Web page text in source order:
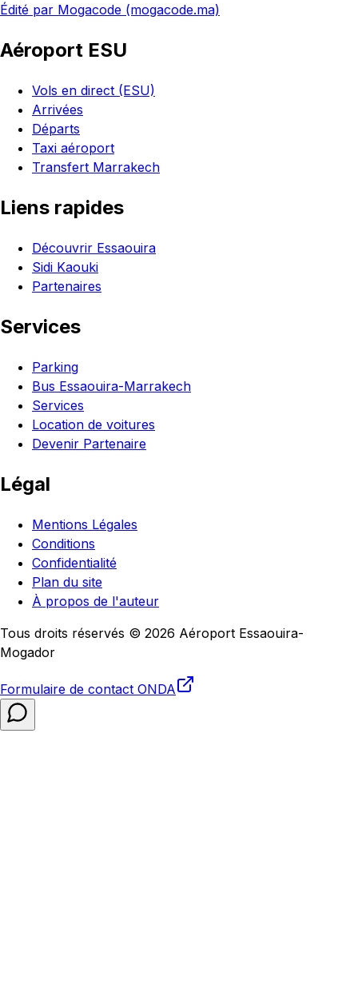
Édité par Mogacode (mogacode.ma)
Aéroport ESU
Vols en direct (ESU)
Arrivées
Départs
Taxi aéroport
Transfert Marrakech
Liens rapides
Découvrir Essaouira
Sidi Kaouki
Partenaires
Services
Parking
Bus Essaouira-Marrakech
Services
Location de voitures
Devenir Partenaire
Légal
Mentions Légales
Conditions
Confidentialité
Plan du site
À propos de l'auteur
Tous droits réservés © 2026 Aéroport Essaouira-
Mogador
Formulaire de contact ONDA